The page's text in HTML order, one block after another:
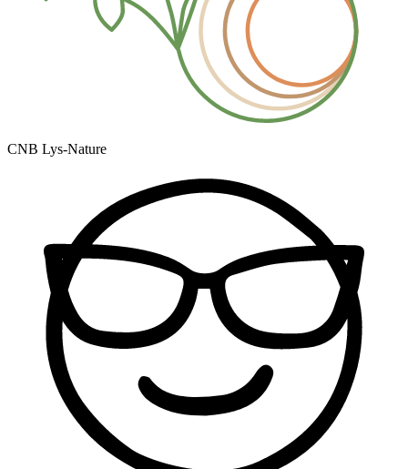
CNB Lys-Nature